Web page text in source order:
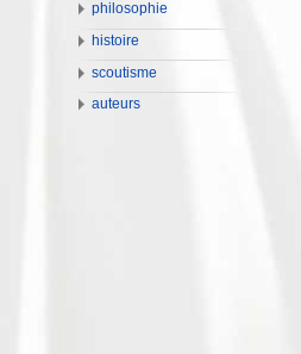
philosophie
histoire
scoutisme
auteurs